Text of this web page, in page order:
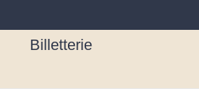
Billetterie